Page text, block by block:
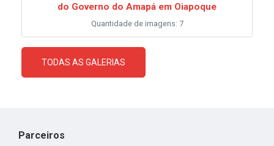
do Governo do Amapá em Oiapoque
Quantidade de imagens: 7
TODAS AS GALERIAS
Parceiros